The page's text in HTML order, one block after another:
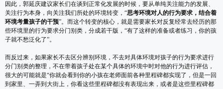
因此，郭延庆建议家长们在谈到正常化发展的时候，要从单纯关注能力的发展、
关注行为本身，向关注我们所处的环境转变，“思考环境对人的行为要求，结合着
环境考量孩子的干预”。而这个转变的核心，就是需要家长对反复经常去经历的那
些环境里的行为要求分门别类，分成若干版，“有了这样的准备或者练习，你的孩
子就不愁泛化了”。
而反过来，如果家长不去区分辨别环境，不去对具体环境对孩子的行为要求进行
分门别类的整理，不在带着孩子处在某个具体的环境中时对他的行为进行评估，
很大的可能就是“你就会看到你的小孩在老师面前各种里程碑都实现了，但是一回
到家里、一弄到大街上，你看这些里程碑都没有表现出来，或者是这些里程碑都